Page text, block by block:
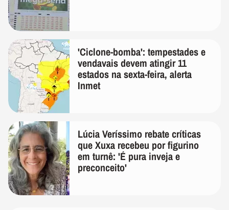
'Ciclone-bomba': tempestades e
vendavais devem atingir 11
estados na sexta-feira, alerta
Inmet
Lúcia Veríssimo rebate críticas
que Xuxa recebeu por figurino
em turnê: 'É pura inveja e
preconceito'